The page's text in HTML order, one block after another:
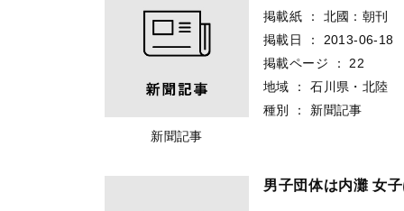
新聞記事
掲載紙 ：
北國：朝刊
掲載日
：
2013-06-18
掲載ページ
：
22
地域
：
石川県・北陸
種別
： 新聞記事
男子団体は内灘 女